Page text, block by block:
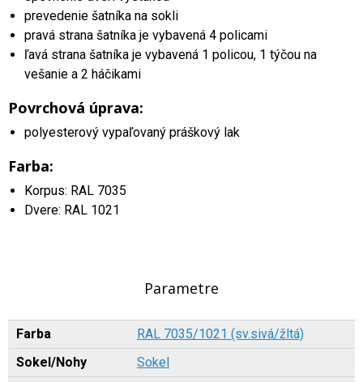
prevedenie šatníka na sokli
pravá strana šatníka je vybavená 4 policami
ľavá strana šatníka je vybavená 1 policou, 1 týčou na
vešanie a 2 háčikami
Povrchová úprava:
polyesterový vypaľovaný práškový lak
Farba:
Korpus: RAL 7035
Dvere: RAL 1021
Parametre
Farba
RAL 7035/1021 (sv.sivá/žltá)
Sokel/Nohy
Sokel